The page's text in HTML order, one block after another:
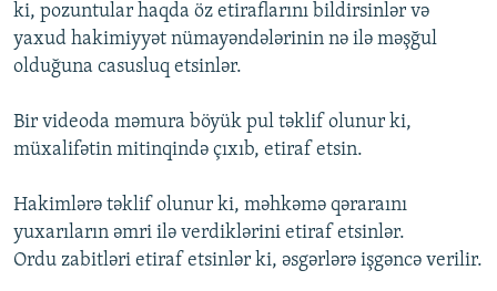
ki, pozuntular haqda öz etiraflarını bildirsinlər və
yaxud hakimiyyət nümayəndələrinin nə ilə məşğul
olduğuna casusluq etsinlər.
Bir videoda məmura böyük pul təklif olunur ki,
müxalifətin mitinqində çıxıb, etiraf etsin.
Hakimlərə təklif olunur ki, məhkəmə qəraraını
yuxarıların əmri ilə verdiklərini etiraf etsinlər.
Ordu zabitləri etiraf etsinlər ki, əsgərlərə işgəncə verilir.